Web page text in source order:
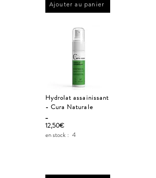
Ajouter au panier
Hydrolat assainissant
- Cura Naturale
_
12,50€
en stock : 4